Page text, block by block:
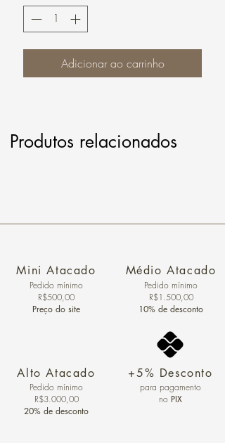
Adicionar ao carrinho
Produtos relacionados
Mini Atacado
Pedido ​mínimo
R$500,00
Preço do site
Alto Atacado
Pedido mínimo
R$3.000,00
20% de desconto
Médio Atacado
Pedido mínimo
R$1.500,00
10% de desconto
+5% Desconto
para pagamento
no PIX